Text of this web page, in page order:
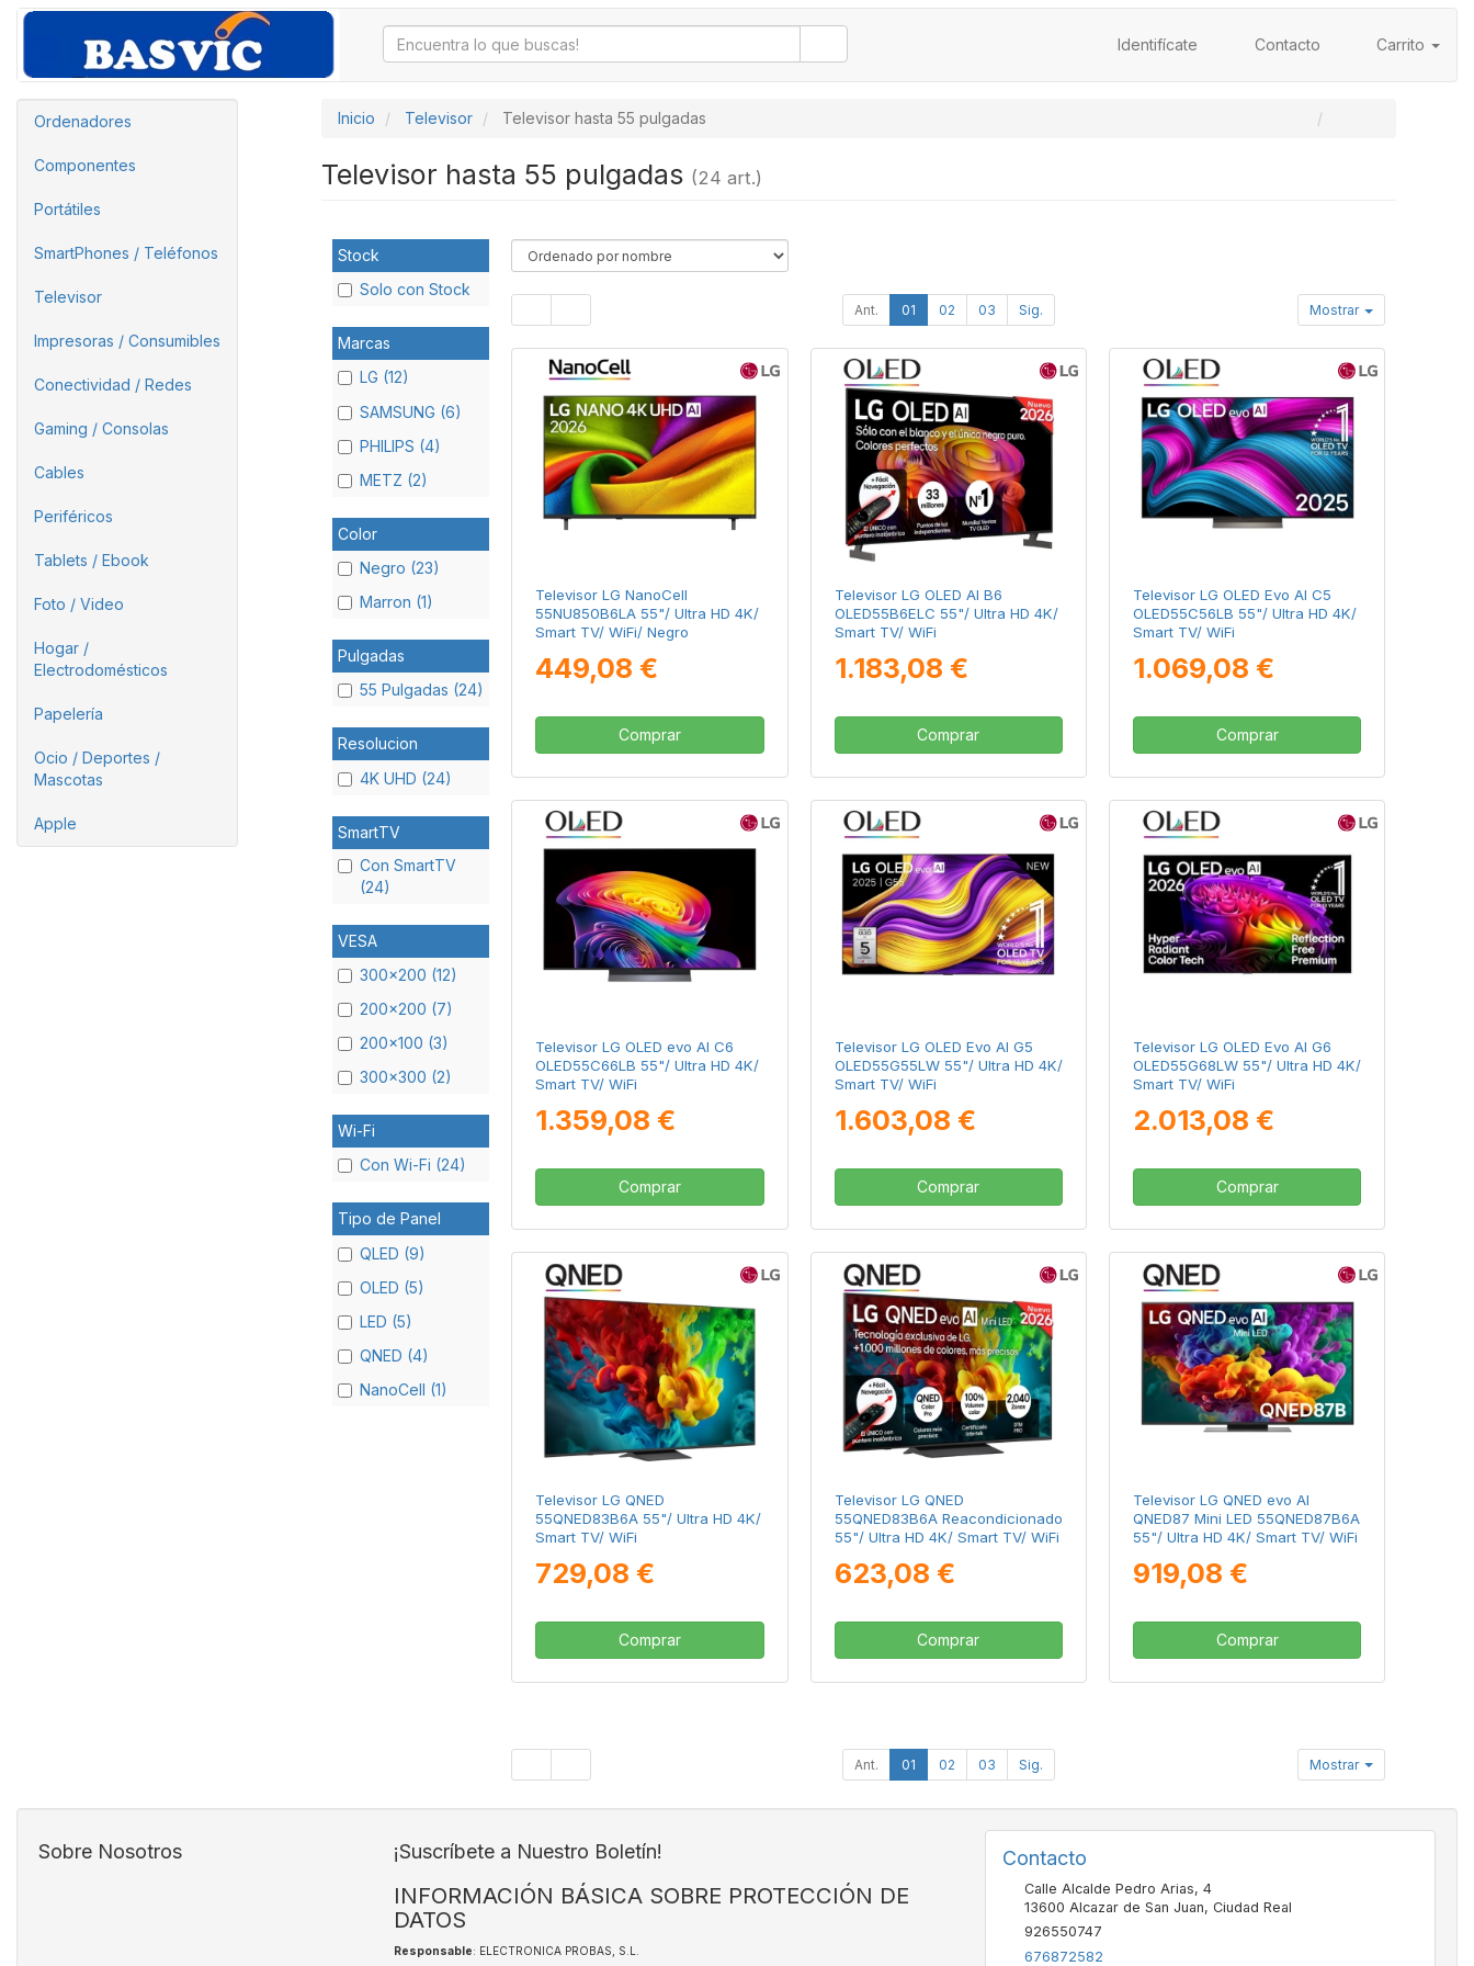
Identifícate Contacto Carrito
Ordenadores
Componentes
Portátiles
SmartPhones / Teléfonos
Televisor
Impresoras / Consumibles
Conectividad / Redes
Gaming / Consolas
Cables
Periféricos
Tablets / Ebook
Foto / Video
Hogar /
Electrodomésticos
Papelería
Ocio / Deportes /
Mascotas
Apple
Inicio Televisor Televisor hasta 55 pulgadas
Televisor hasta 55 pulgadas (24 art.)
Stock
Solo con Stock
Marcas
LG (12)
SAMSUNG (6)
PHILIPS (4)
METZ (2)
Color
Negro (23)
Marron (1)
Pulgadas
55 Pulgadas (24)
Resolucion
4K UHD (24)
SmartTV
Con SmartTV
(24)
VESA
300x200 (12)
200x200 (7)
200x100 (3)
300x300 (2)
Wi-Fi
Con Wi-Fi (24)
Tipo de Panel
QLED (9)
OLED (5)
LED (5)
QNED (4)
NanoCell (1)
Ant. 01 02 03 Sig. Mostrar
Televisor LG NanoCell
55NU850B6LA 55"/ Ultra HD 4K/
Smart TV/ WiFi/ Negro
449,08 €
Comprar
Televisor LG OLED AI B6
OLED55B6ELC 55"/ Ultra HD 4K/
Smart TV/ WiFi
1.183,08 €
Comprar
Televisor LG OLED Evo AI C5
OLED55C56LB 55"/ Ultra HD 4K/
Smart TV/ WiFi
1.069,08 €
Comprar
Televisor LG OLED evo AI C6
OLED55C66LB 55"/ Ultra HD 4K/
Smart TV/ WiFi
1.359,08 €
Comprar
Televisor LG OLED Evo AI G5
OLED55G55LW 55"/ Ultra HD 4K/
Smart TV/ WiFi
1.603,08 €
Comprar
Televisor LG OLED Evo AI G6
OLED55G68LW 55"/ Ultra HD 4K/
Smart TV/ WiFi
2.013,08 €
Comprar
Televisor LG QNED
55QNED83B6A 55"/ Ultra HD 4K/
Smart TV/ WiFi
729,08 €
Comprar
Televisor LG QNED
55QNED83B6A Reacondicionado
55"/ Ultra HD 4K/ Smart TV/ WiFi
623,08 €
Comprar
Televisor LG QNED evo AI
QNED87 Mini LED 55QNED87B6A
55"/ Ultra HD 4K/ Smart TV/ WiFi
919,08 €
Comprar
Ant. 01 02 03 Sig. Mostrar
Sobre Nosotros ¡Suscríbete a Nuestro Boletín!
INFORMACIÓN BÁSICA SOBRE PROTECCIÓN DE
DATOS
Responsable: ELECTRONICA PROBAS, S.L.
Contacto
Calle Alcalde Pedro Arias, 4
13600 Alcazar de San Juan, Ciudad Real
926550747
676872582